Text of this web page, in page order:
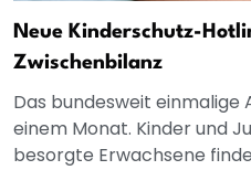
Neue Kinderschutz-
Zwischenbilanz
Das bundesweit
einem Monat. Kinder und
besorgte Erwachsene